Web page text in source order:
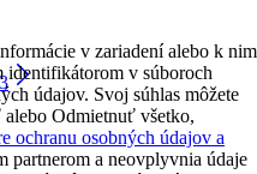
v zariadení alebo k nim
identifikátorom v súboroch
údajov. Svoj súhlas môžete
Odmietnuť všetko,
ochranu osobných údajov a
partnerom a neovplyvnia údaje